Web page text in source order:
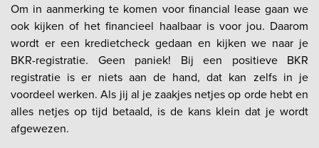
Om in aanmerking te komen voor financial lease gaan we
ook kijken of het financieel haalbaar is voor jou. Daarom
wordt er een kredietcheck gedaan en kijken we naar je
BKR-registratie. Geen paniek! Bij een positieve BKR
registratie is er niets aan de hand, dat kan zelfs in je
voordeel werken. Als jij al je zaakjes netjes op orde hebt en
alles netjes op tijd betaald, is de kans klein dat je wordt
afgewezen.